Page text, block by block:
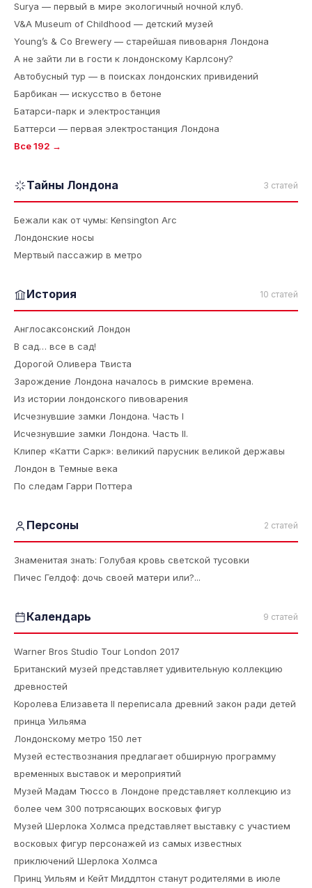
Surya — первый в мире экологичный ночной клуб.
V&A Museum of Childhood — детский музей
Young’s & Co Brewery — старейшая пивоварня Лондона
А не зайти ли в гости к лондонскому Карлсону?
Автобусный тур — в поисках лондонских привидений
Барбикан — искусство в бетоне
Батарси-парк и электростанция
Баттерси — первая электростанция Лондона
Все 192 →
Тайны Лондона 3 статей
Бежали как от чумы: Kensington Arc
Лондонские носы
Мертвый пассажир в метро
История 10 статей
Англосаксонский Лондон
В сад… все в сад!
Дорогой Оливера Твиста
Зарождение Лондона началось в римские времена.
Из истории лондонского пивоварения
Исчезнувшие замки Лондона. Часть I
Исчезнувшие замки Лондона. Часть II.
Клипер «Катти Сарк»: великий парусник великой державы
Лондон в Темные века
По следам Гарри Поттера
Персоны 2 статей
Знаменитая знать: Голубая кровь светской тусовки
Пичес Гелдоф: дочь своей матери или?...
Календарь 9 статей
Warner Bros Studio Tour London 2017
Британский музей представляет удивительную коллекцию
древностей
Королева Елизавета II переписала древний закон ради детей
принца Уильяма
Лондонскому метро 150 лет
Музей естествознания предлагает обширную программу
временных выставок и мероприятий
Музей Мадам Тюссо в Лондоне представляет коллекцию из
более чем 300 потрясающих восковых фигур
Музей Шерлока Холмса представляет выставку с участием
восковых фигур персонажей из самых известных
приключений Шерлока Холмса
Принц Уильям и Кейт Миддлтон станут родителями в июле